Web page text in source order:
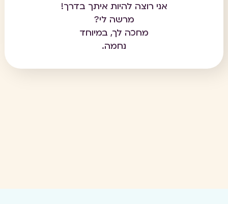
אני רוצה להיות איתך בדרך!
מרשה לי?
מחכה לך, במיוחד
נחמה.